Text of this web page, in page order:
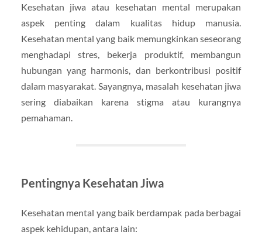
Kesehatan jiwa atau kesehatan mental merupakan
aspek penting dalam kualitas hidup manusia.
Kesehatan mental yang baik memungkinkan seseorang
menghadapi stres, bekerja produktif, membangun
hubungan yang harmonis, dan berkontribusi positif
dalam masyarakat. Sayangnya, masalah kesehatan jiwa
sering diabaikan karena stigma atau kurangnya
pemahaman.
Pentingnya Kesehatan Jiwa
Kesehatan mental yang baik berdampak pada berbagai
aspek kehidupan, antara lain: